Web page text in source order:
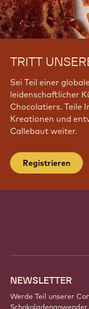
a
p
c
TRITT
Sei Teil einer
leidenschaftlicher
Chocolatiers. Teile
Kreationen und
Callebaut weiter.
Registrieren
NEWSLETTER
Werde Teil unserer